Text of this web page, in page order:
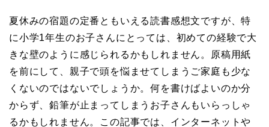
夏休みの宿題の定番ともいえる読書感想文ですが、特
に小学1年生のお子さんにとっては、初めての経験で大
きな壁のように感じられるかもしれません。原稿用紙
を前にして、親子で頭を悩ませてしまうご家庭も少な
くないのではないでしょうか。何を書けばよいのか分
からず、鉛筆が止まってしまうお子さんもいらっしゃ
るかもしれません。この記事では、インターネットや